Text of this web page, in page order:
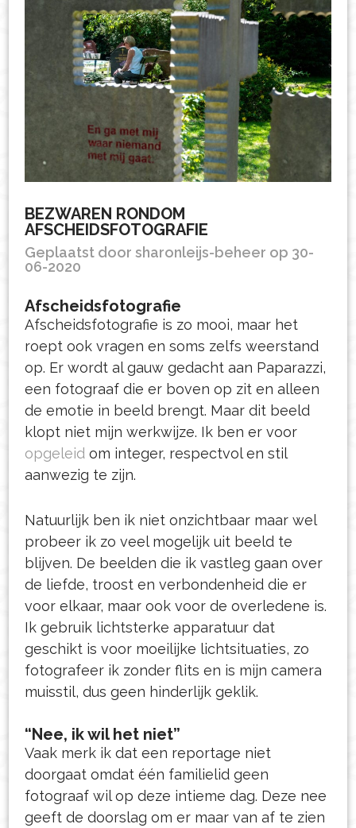
BEZWAREN RONDOM
AFSCHEIDSFOTOGRAFIE
Geplaatst door sharonleijs-beheer op 30-
06-2020
Afscheidsfotografie
Afscheidsfotografie is zo mooi, maar het
roept ook vragen en soms zelfs weerstand
op. Er wordt al gauw gedacht aan Paparazzi,
een fotograaf die er boven op zit en alleen
de emotie in beeld brengt. Maar dit beeld
klopt niet mijn werkwijze. Ik ben er voor
opgeleid om integer, respectvol en stil
aanwezig te zijn.
Natuurlijk ben ik niet onzichtbaar maar wel
probeer ik zo veel mogelijk uit beeld te
blijven. De beelden die ik vastleg gaan over
de liefde, troost en verbondenheid die er
voor elkaar, maar ook voor de overledene is.
Ik gebruik lichtsterke apparatuur dat
geschikt is voor moeilijke lichtsituaties, zo
fotografeer ik zonder flits en is mijn camera
muisstil, dus geen hinderlijk geklik.
“Nee, ik wil het niet”
Vaak merk ik dat een reportage niet
doorgaat omdat één familielid geen
fotograaf wil op deze intieme dag. Deze nee
geeft de doorslag om er maar van af te zien